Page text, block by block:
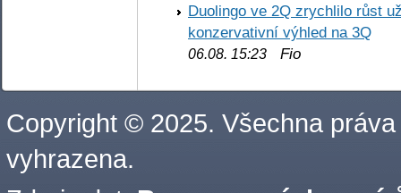
Duolingo ve 2Q zrychlilo růst
konzervativní výhled na 3Q
06.08. 15:23 Fio
Copyright © 2025. Všechna práva
vyhrazena.